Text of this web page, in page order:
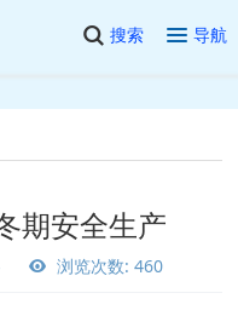
搜索 导航
期安全生产
浏览次数: 460